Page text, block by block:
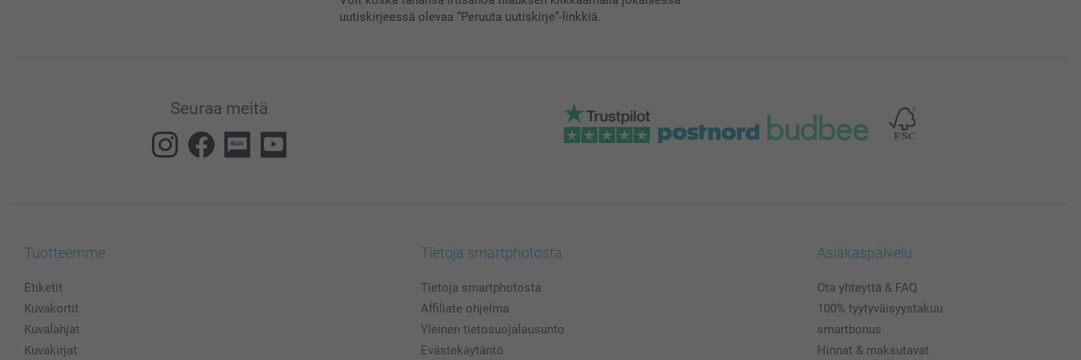
uutiskirjeessä olevaa “Peruuta uutiskirje”-linkkiä.
Seuraa meitä
Tuotteemme
Etiketit
Kuvakortit
Kuvalahjat
Kuvakirjat
Tietoja smartphotosta
Tietoja smartphotosta
Affiliate ohjelma
Yleinen tietosuojalausunto
Evästekäytäntö
Asiakaspalvelu
Ota yhteyttä & FAQ
100% tyytyväisyystakuu
smartbonus
Hinnat & maksutavat